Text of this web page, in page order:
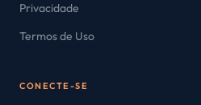
Privacidade
Termos de Uso
CONECTE-SE